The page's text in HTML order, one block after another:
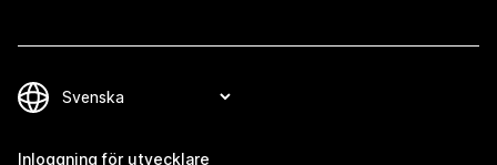
Inloggning för utvecklare